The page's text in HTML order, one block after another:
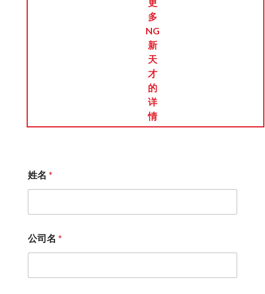
更
多
NG
新
天
才
的
详
情
姓名 *
公司名 *